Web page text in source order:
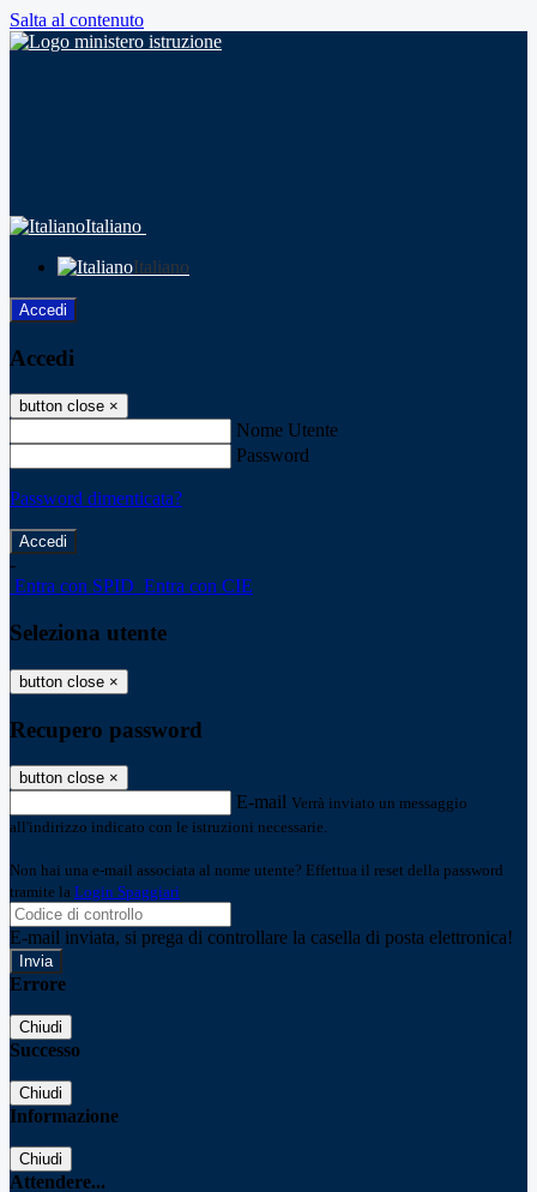
Salta al contenuto
Italiano
Italiano
Accedi
Accedi
button close ×
Nome Utente
Password
Password dimenticata?
-
Entra con SPID Entra con CIE
Seleziona utente
button close ×
Recupero password
button close ×
E-mail Verrà inviato un messaggio
all'indirizzo indicato con le istruzioni necessarie.
Non hai una e-mail associata al nome utente? Effettua il reset della password
tramite la Login Spaggiari
E-mail inviata, si prega di controllare la casella di posta elettronica!
Errore
Chiudi
Successo
Chiudi
Informazione
Chiudi
Attendere...